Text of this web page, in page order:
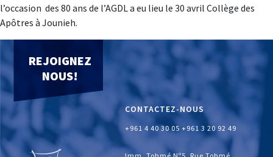
l’occasion des 80 ans de l’AGDL a eu lieu le 30 avril Collège des
Apôtres à Jounieh.
REJOIGNEZ
NOUS!
CONTACTEZ-NOUS
+961 4 40 30 05 +961 3 20 92 49